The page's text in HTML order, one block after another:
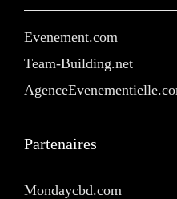
Evenement.com
Team-Building.net
Partenaires
Mondaycbd.com